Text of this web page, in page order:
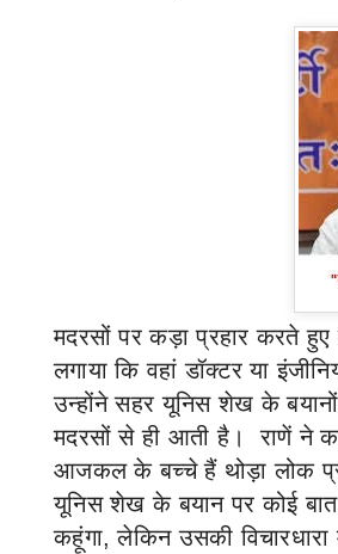
मदरसों पर कड़ा प्रहार करते हुए
लगाया कि वहां डॉक्टर या
उन्होंने सहर यूनिस शेख के
मदरसों से ही आती है।
राणें ने
आजकल के बच्चे हैं थोड़ा लोक
यूनिस शेख के बयान पर कोई
कहूंगा,लेकिन उसकी